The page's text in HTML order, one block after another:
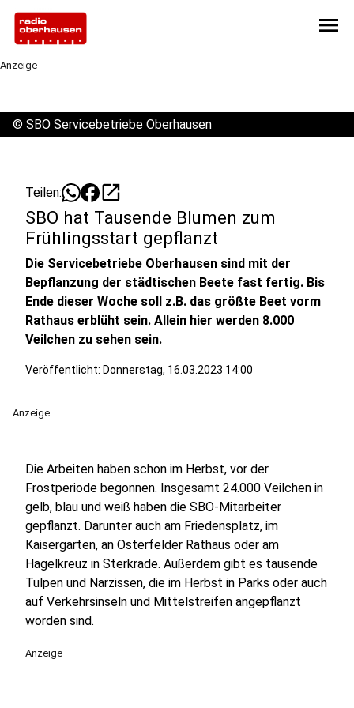
menu
Anzeige
© SBO Servicebetriebe Oberhausen
Teilen: open_in_new
SBO hat Tausende Blumen zum
Frühlingsstart gepflanzt
Die Servicebetriebe Oberhausen sind mit der
Bepflanzung der städtischen Beete fast fertig. Bis
Ende dieser Woche soll z.B. das größte Beet vorm
Rathaus erblüht sein. Allein hier werden 8.000
Veilchen zu sehen sein.
Veröffentlicht: Donnerstag, 16.03.2023 14:00
Anzeige
Die Arbeiten haben schon im Herbst, vor der
Frostperiode begonnen. Insgesamt 24.000 Veilchen in
gelb, blau und weiß haben die SBO-Mitarbeiter
gepflanzt. Darunter auch am Friedensplatz, im
Kaisergarten, an Osterfelder Rathaus oder am
Hagelkreuz in Sterkrade. Außerdem gibt es tausende
Tulpen und Narzissen, die im Herbst in Parks oder auch
auf Verkehrsinseln und Mittelstreifen angepflanzt
worden sind.
Anzeige